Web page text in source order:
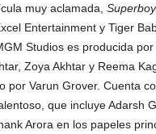
muy aclamada,
Entertainment y Tiger
Studios es producida por
Zoya Akhtar y Reema
por Varun Grover. Cuenta
que incluye Adarsh
Arora en los papeles